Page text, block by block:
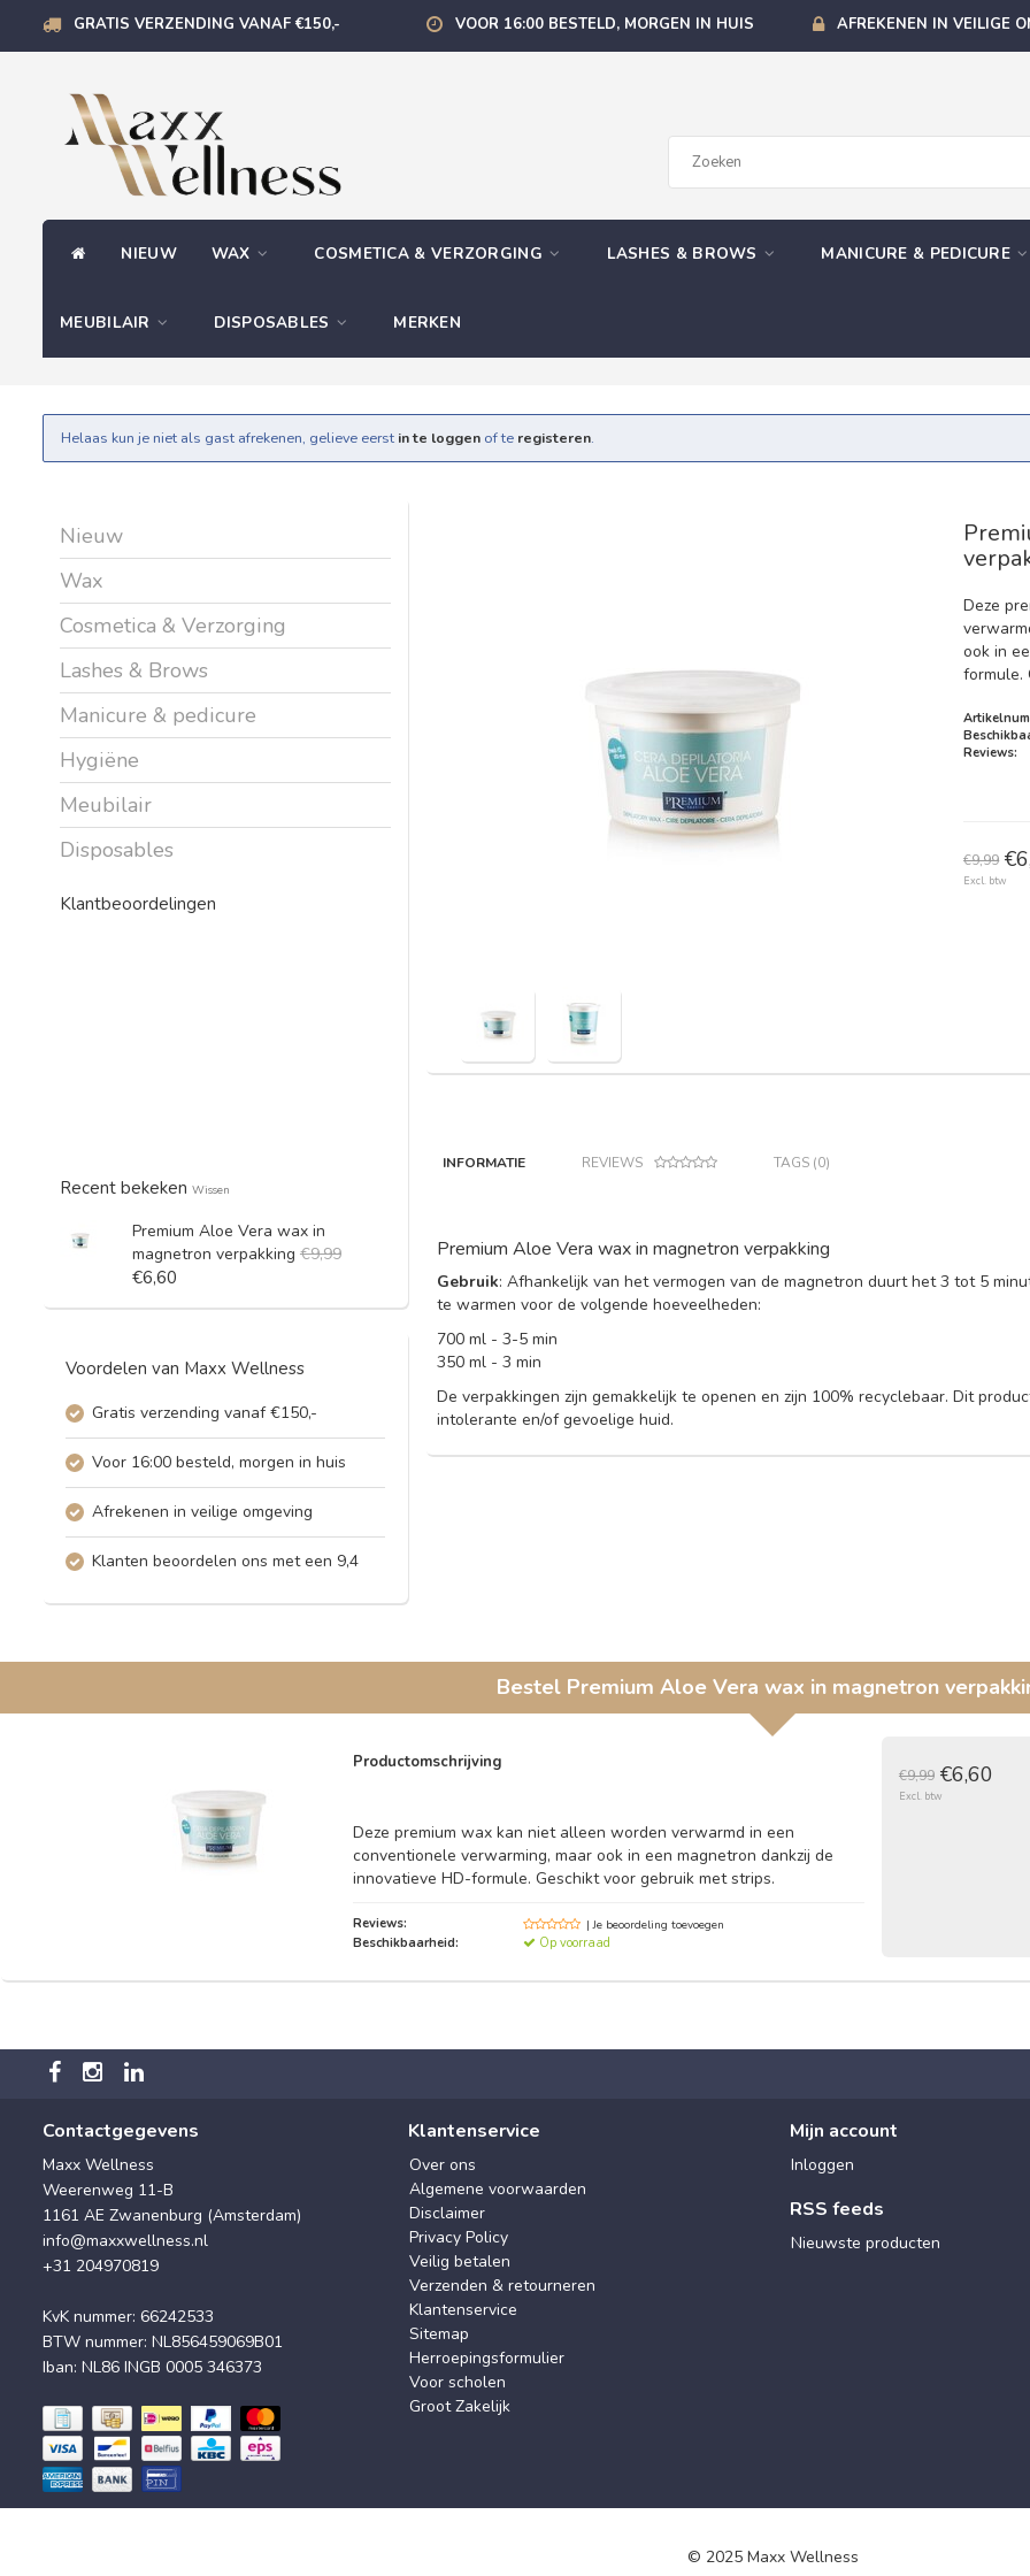
GRATIS VERZENDING VANAF €150,- VOOR 16:00 BESTELD, MORGEN IN HUIS AFREKENEN IN VEILIGE
NIEUW WAX COSMETICA & VERZORGING LASHES & BROWS MANICURE & PEDICURE
MEUBILAIR DISPOSABLES MERKEN
Helaas kun je niet als gast afrekenen, gelieve eerst in te loggen of te registeren.
Nieuw
Wax
Cosmetica & Verzorging
Lashes & Brows
Manicure & pedicure
Hygiëne
Meubilair
Disposables
Klantbeoordelingen
Recent bekeken Wissen
Premium Aloe Vera wax in
magnetron verpakking €9,99
€6,60
Voordelen van Maxx Wellness
Gratis verzending vanaf €150,-
Voor 16:00 besteld, morgen in huis
Afrekenen in veilige omgeving
Klanten beoordelen ons met een 9,4
Deze
ook in
formule.
Reviews:
€9,99
Excl. btw
INFORMATIE REVIEWS TAGS (0)
Premium Aloe Vera wax in magnetron verpakking
Gebruik: Afhankelijk van het vermogen van de magnetron duurt het 3 tot 5
te warmen voor de volgende hoeveelheden:
700 ml - 3-5 min
350 ml - 3 min
De verpakkingen zijn gemakkelijk te openen en zijn 100% recyclebaar. Dit
intolerante en/of gevoelige huid.
Bestel Premium Aloe Vera wax in magnetron
Productomschrijving
Deze premium wax kan niet alleen worden verwarmd in een
conventionele verwarming, maar ook in een magnetron dankzij de
innovatieve HD-formule. Geschikt voor gebruik met strips.
Reviews: | Je beoordeling toevoegen
Beschikbaarheid: Op voorraad
€9,99 €6,60
Excl. btw
Contactgegevens
Maxx Wellness
Weerenweg 11-B
1161 AE Zwanenburg (Amsterdam)
info@maxxwellness.nl
+31 204970819
KvK nummer: 66242533
BTW nummer: NL856459069B01
Iban: NL86 INGB 0005 346373
Klantenservice
Over ons
Algemene voorwaarden
Disclaimer
Privacy Policy
Veilig betalen
Verzenden & retourneren
Klantenservice
Sitemap
Herroepingsformulier
Voor scholen
Groot Zakelijk
Mijn account
Inloggen
RSS feeds
Nieuwste producten
© 2025 Maxx Wellness